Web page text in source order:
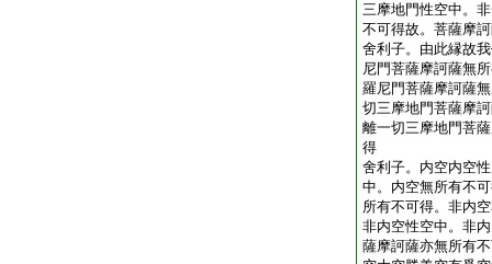
三摩地門性空中。
不可得故。菩薩摩
舍利子。由此縁故
尼門菩薩摩訶薩無
羅尼門菩薩摩訶薩
切三摩地門菩薩摩
離一切三摩地門菩
得
舍利子。内空内空
中。内空無所有不
所有不可得。非内
非内空性空中。非
薩摩訶薩亦無所有